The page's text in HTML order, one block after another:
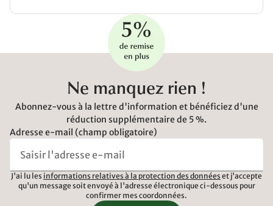
Ne manquez rien !
Abonnez-vous à la lettre d'information et bénéficiez d'une
réduction supplémentaire de 5 %.
Adresse e-mail (champ obligatoire)
J'ai lu les informations relatives à la protection des données et j'accepte
qu'un message soit envoyé à l'adresse électronique ci-dessous pour
confirmer mes coordonnées.